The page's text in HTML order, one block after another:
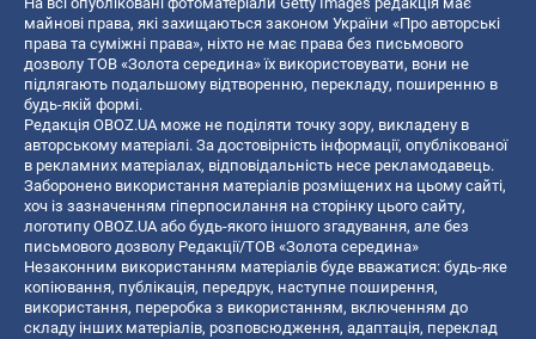
майнові права, які захищаються законом України «Про авторські
права та суміжні права», ніхто не має права без письмового
дозволу ТОВ «Золота середина» їх використовувати, вони не
підлягають подальшому відтворенню, перекладу, поширенню в
будь-якій формі.
Редакція OBOZ.UA може не поділяти точку зору, викладену в
авторському матеріалі. За достовірність інформації, опублікованої
в рекламних матеріалах, відповідальність несе рекламодавець.
Заборонено використання матеріалів розміщених на цьому сайті,
хоч із зазначенням гіперпосилання на сторінку цього сайту,
логотипу OBOZ.UA або будь-якого іншого згадування, але без
письмового дозволу Редакції/ТОВ «Золота середина»
Незаконним використанням матеріалів буде вважатися: будь-яке
копiювання, публiкацiя, передрук, наступне поширення,
використання, переробка з використанням, включенням до
складу інших матеріалів, розповсюдження, адаптація, переклад